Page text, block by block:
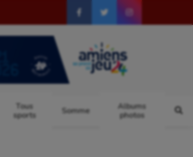
Tous
sports
Somme
Albums
photos